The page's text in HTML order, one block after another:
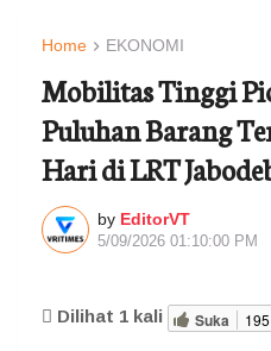
Home EKONOMI
Mobilitas Tinggi
Puluhan Barang
Hari di LRT
by EditorVT
5/09/2026 01:10:00 PM
Dilihat 1 kali Suka 195